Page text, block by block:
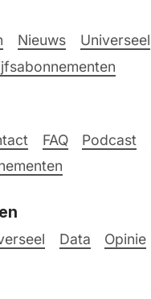
Nieuws Universeel
FAQ Podcast
Data Opinie